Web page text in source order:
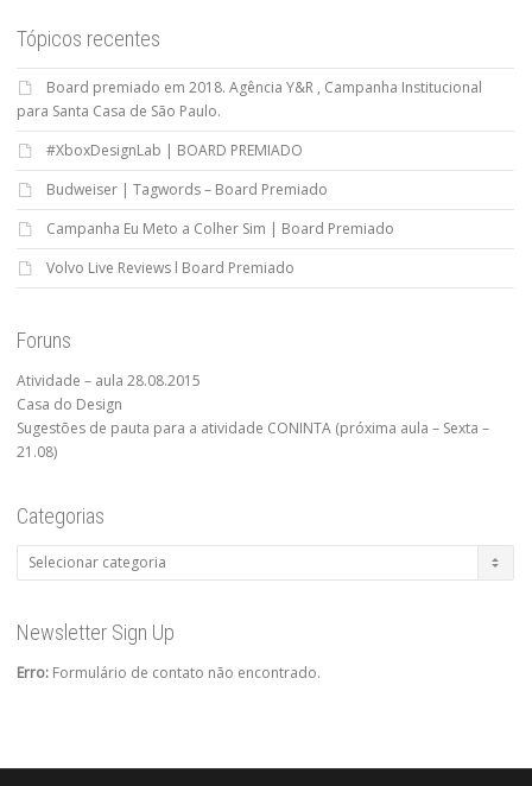
Tópicos recentes
Board premiado em 2018. Agência Y&R , Campanha Institucional
para Santa Casa de São Paulo.
#XboxDesignLab | BOARD PREMIADO
Budweiser | Tagwords – Board Premiado
Campanha Eu Meto a Colher Sim | Board Premiado
Volvo Live Reviews l Board Premiado
Foruns
Atividade – aula 28.08.2015
Casa do Design
Sugestões de pauta para a atividade CONINTA (próxima aula – Sexta –
21.08)
Categorias
Categorias
Newsletter Sign Up
Erro: Formulário de contato não encontrado.